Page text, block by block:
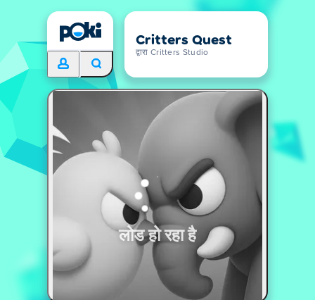
Critters Quest
द्वारा Critters Studio
लोड हो रहा है